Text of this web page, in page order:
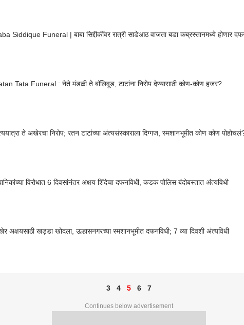
Siddique Funeral | बाबा सिद्दीकींवर रात्री साडेआठ वाजता बडा कब्रस्तानमध्ये होणार
Tata Funeral : नेते मंडळी ते बॉलिवूड, टाटांना निरोप देण्यासाठी कोण-कोण हजर?
ते अखेरचा निरोप; रतन टाटांच्या अंत्यसंस्काराला दिग्गज, स्मशानभूमीत कोण कोण
विरोधात 6 दिवसांनंतर अक्षय शिंंदेचा दफनविधी, कडक पोलिस बंदोबस्तात अंत्यविधी
अक्षयसाठी खड्डा खोदला, उल्हासनगरच्या स्मशानभूमीत दफनविधी; 7 व्या दिवशी अंत्यविधी
3 4 5 6 7
Continues below advertisement